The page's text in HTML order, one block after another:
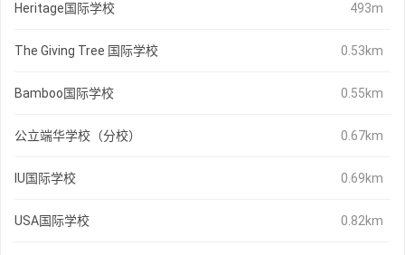
Heritage国际学校 493m
The Giving Tree 国际学校 0.53km
Bamboo国际学校 0.55km
公立端华学校（分校） 0.67km
IU国际学校 0.69km
USA国际学校 0.82km